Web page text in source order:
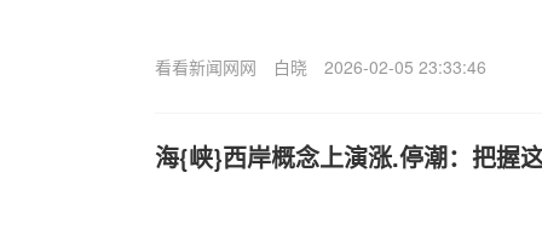
看看新闻网网 白晓 2026-02-05 23:33:46
海{峡}西岸概念上演涨.停潮：把握